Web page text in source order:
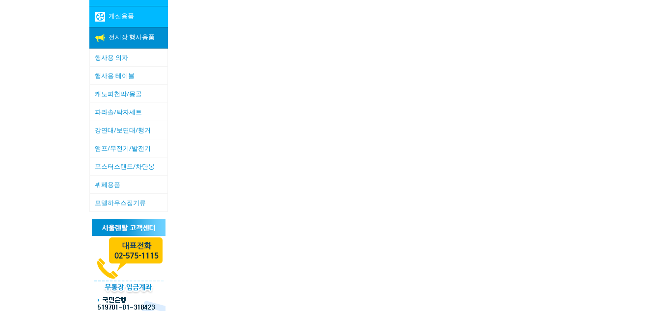
계절용품
전시장 행사용품
행사용 의자
행사용 테이블
캐노피천막/몽골
파라솔/탁자세트
강연대/보면대/행거
앰프/무전기/발전기
포스터스탠드/차단봉
뷔페용품
모델하우스집기류